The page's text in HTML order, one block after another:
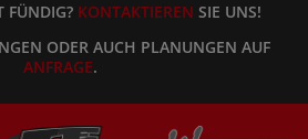
FÜNDIG? KONTAKTIEREN SIE UNS!
ODER AUCH PLANUNGEN AUF
ANFRAGE.